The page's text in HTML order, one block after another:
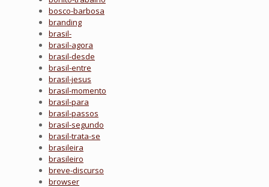
bosco-barbosa
branding
brasil-
brasil-agora
brasil-desde
brasil-entre
brasil-jesus
brasil-momento
brasil-para
brasil-passos
brasil-segundo
brasil-trata-se
brasileira
brasileiro
breve-discurso
browser